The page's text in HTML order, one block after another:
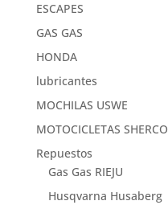
ESCAPES
GAS GAS
HONDA
lubricantes
MOCHILAS USWE
MOTOCICLETAS SHERCO
Repuestos
Gas Gas RIEJU
Husqvarna Husaberg